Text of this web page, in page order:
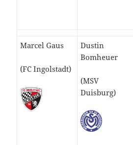
Marcel Gaus
(FC Ingolstadt)
Dustin
Bomheuer
(MSV
Duisburg)